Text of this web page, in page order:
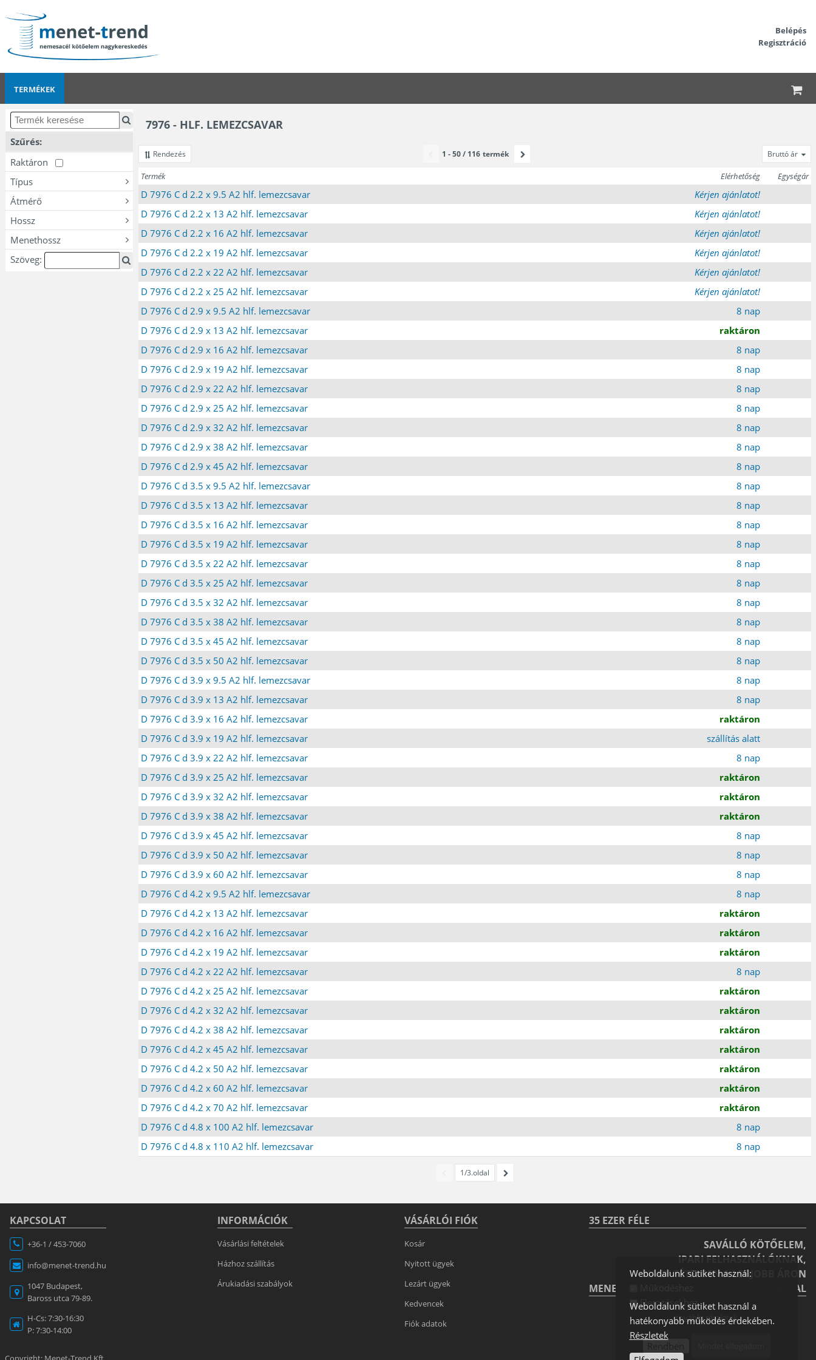
Belépés
Regisztráció
TERMÉKEK
Szűrés:
Raktáron
Típus
Átmérő
Hossz
Menethossz
Szöveg:
7976 - HLF. LEMEZCSAVAR
Rendezés 1 - 50 / 116 termék Bruttó ár
Termék Elérhetőség Egységár
D 7976 C d 2.2 x 9.5 A2 hlf. lemezcsavar
Kérjen ajánlatot!
D 7976 C d 2.2 x 13 A2 hlf. lemezcsavar
Kérjen ajánlatot!
D 7976 C d 2.2 x 16 A2 hlf. lemezcsavar
Kérjen ajánlatot!
D 7976 C d 2.2 x 19 A2 hlf. lemezcsavar
Kérjen ajánlatot!
D 7976 C d 2.2 x 22 A2 hlf. lemezcsavar
Kérjen ajánlatot!
D 7976 C d 2.2 x 25 A2 hlf. lemezcsavar
Kérjen ajánlatot!
D 7976 C d 2.9 x 9.5 A2 hlf. lemezcsavar
8 nap
D 7976 C d 2.9 x 13 A2 hlf. lemezcsavar
raktáron
D 7976 C d 2.9 x 16 A2 hlf. lemezcsavar
8 nap
D 7976 C d 2.9 x 19 A2 hlf. lemezcsavar
8 nap
D 7976 C d 2.9 x 22 A2 hlf. lemezcsavar
8 nap
D 7976 C d 2.9 x 25 A2 hlf. lemezcsavar
8 nap
D 7976 C d 2.9 x 32 A2 hlf. lemezcsavar
8 nap
D 7976 C d 2.9 x 38 A2 hlf. lemezcsavar
8 nap
D 7976 C d 2.9 x 45 A2 hlf. lemezcsavar
8 nap
D 7976 C d 3.5 x 9.5 A2 hlf. lemezcsavar
8 nap
D 7976 C d 3.5 x 13 A2 hlf. lemezcsavar
8 nap
D 7976 C d 3.5 x 16 A2 hlf. lemezcsavar
8 nap
D 7976 C d 3.5 x 19 A2 hlf. lemezcsavar
8 nap
D 7976 C d 3.5 x 22 A2 hlf. lemezcsavar
8 nap
D 7976 C d 3.5 x 25 A2 hlf. lemezcsavar
8 nap
D 7976 C d 3.5 x 32 A2 hlf. lemezcsavar
8 nap
D 7976 C d 3.5 x 38 A2 hlf. lemezcsavar
8 nap
D 7976 C d 3.5 x 45 A2 hlf. lemezcsavar
8 nap
D 7976 C d 3.5 x 50 A2 hlf. lemezcsavar
8 nap
D 7976 C d 3.9 x 9.5 A2 hlf. lemezcsavar
8 nap
D 7976 C d 3.9 x 13 A2 hlf. lemezcsavar
8 nap
D 7976 C d 3.9 x 16 A2 hlf. lemezcsavar
raktáron
D 7976 C d 3.9 x 19 A2 hlf. lemezcsavar
szállítás alatt
D 7976 C d 3.9 x 22 A2 hlf. lemezcsavar
8 nap
D 7976 C d 3.9 x 25 A2 hlf. lemezcsavar
raktáron
D 7976 C d 3.9 x 32 A2 hlf. lemezcsavar
raktáron
D 7976 C d 3.9 x 38 A2 hlf. lemezcsavar
raktáron
D 7976 C d 3.9 x 45 A2 hlf. lemezcsavar
8 nap
D 7976 C d 3.9 x 50 A2 hlf. lemezcsavar
8 nap
D 7976 C d 3.9 x 60 A2 hlf. lemezcsavar
8 nap
D 7976 C d 4.2 x 9.5 A2 hlf. lemezcsavar
8 nap
D 7976 C d 4.2 x 13 A2 hlf. lemezcsavar
raktáron
D 7976 C d 4.2 x 16 A2 hlf. lemezcsavar
raktáron
D 7976 C d 4.2 x 19 A2 hlf. lemezcsavar
raktáron
D 7976 C d 4.2 x 22 A2 hlf. lemezcsavar
8 nap
D 7976 C d 4.2 x 25 A2 hlf. lemezcsavar
raktáron
D 7976 C d 4.2 x 32 A2 hlf. lemezcsavar
raktáron
D 7976 C d 4.2 x 38 A2 hlf. lemezcsavar
raktáron
D 7976 C d 4.2 x 45 A2 hlf. lemezcsavar
raktáron
D 7976 C d 4.2 x 50 A2 hlf. lemezcsavar
raktáron
D 7976 C d 4.2 x 60 A2 hlf. lemezcsavar
raktáron
D 7976 C d 4.2 x 70 A2 hlf. lemezcsavar
raktáron
D 7976 C d 4.8 x 100 A2 hlf. lemezcsavar
8 nap
D 7976 C d 4.8 x 110 A2 hlf. lemezcsavar
8 nap
1/3.oldal
KAPCSOLAT
+36-1 / 453-7060
info@menet-trend.hu
1047 Budapest,
Baross utca 79-89.
H-Cs: 7:30-16:30
P: 7:30-14:00
VÁSÁRLÓI FIÓK
Kosár
Nyitott ügyek
Lezárt ügyek
Kedvencek
Fiók adatok
INFORMÁCIÓK
Vásárlási feltételek
Házhoz szállítás
Árukiadási szabályok
35 EZER FÉLE
SAVÁLLÓ KÖTŐELEM,
IPARI FELHASZNÁLÓKNAK,
NAGY TÉTELBEN A LEGJOBB ÁRON
MENET-TREND-SZERŰ GYORS KISZÁLLÍTÁSSAL
Weboldalunk sütiket használ:
Elemzésekhez
további részletek
Weboldalunk sütiket használ a
hatékonyabb működés érdekében.
Részletek